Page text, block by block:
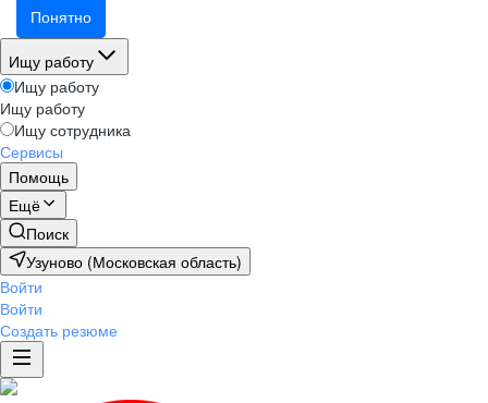
Понятно
Ищу работу
Ищу работу
Ищу работу
Ищу сотрудника
Сервисы
Помощь
Ещё
Поиск
Узуново (Московская область)
Войти
Войти
Создать резюме